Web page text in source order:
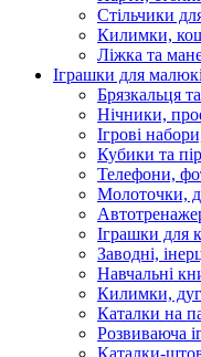
Стільчики
Килимки,
Ліжка та
Іграшки для
Брязкальця
Нічники,
Ігрові
Кубики та
Телефони,
Молоточки,
Іграшки для
Заводні,
Навчальні
Килимки,
Каталки на
Розвиваюча
Каталки-